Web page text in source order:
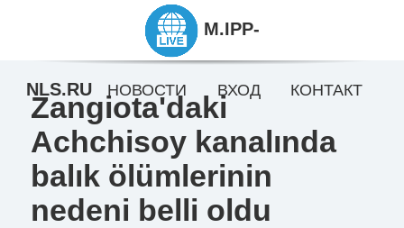
Zangiota'daki
Achchisoy kanalında
balık ölümlerinin
nedeni belli oldu
M.IPP-
NLS.RU НОВОСТИ ВХОД КОНТАКТ